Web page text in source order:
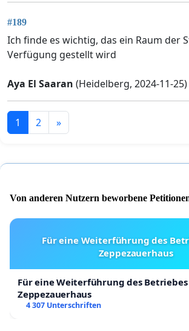
#189
Ich finde es wichtig, das ein Raum der
Verfügung gestellt wird
Aya El Saaran (Heidelberg, 2024-11-25)
1 2 »
Von anderen Nutzern beworbene
Für eine Weiterführung des
Zeppezauerhaus
Für eine Weiterführung des Betriebes
Zeppezauerhaus
4 307 Unterschriften